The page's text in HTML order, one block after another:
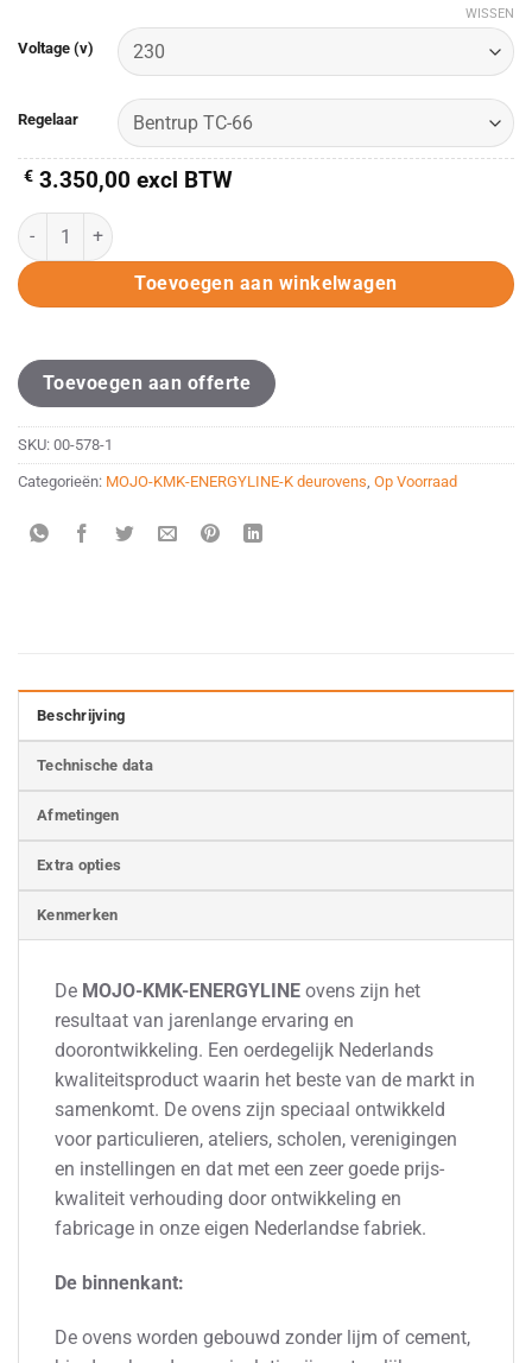
Voltage (v)
Regelaar
WISSEN
€ 3.350,00 excl BTW
KMK 70-3 voordeelmodel keramiekoven aantal
Toevoegen aan winkelwagen
Toevoegen aan offerte
SKU: 00-578-1
Categorieën: MOJO-KMK-ENERGYLINE-K deurovens, Op Voorraad
Beschrijving
Technische data
Afmetingen
Extra opties
Kenmerken
De MOJO-KMK-ENERGYLINE ovens zijn het
resultaat van jarenlange ervaring en
doorontwikkeling. Een oerdegelijk Nederlands
kwaliteitsproduct waarin het beste van de markt in
samenkomt. De ovens zijn speciaal ontwikkeld
voor particulieren, ateliers, scholen, verenigingen
en instellingen en dat met een zeer goede prijs-
kwaliteit verhouding door ontwikkeling en
fabricage in onze eigen Nederlandse fabriek.
De binnenkant:
De ovens worden gebouwd zonder lijm of cement,